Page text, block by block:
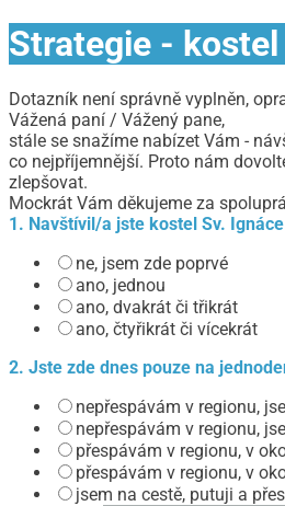
Strategie -
Dotazník není správně vyplněn,
Vážená paní / Vážený pane,
stále se snažíme nabízet Vám -
co nejpříjemnější. Proto nám
zlepšovat.
Mockrát Vám děkujeme za
1. Navštívil/a jste kostel Sv.
ne, jsem zde poprvé
ano, jednou
ano, dvakrát či třikrát
ano, čtyřikrát či vícekrát
2. Jste zde dnes pouze na
nepřespávám v regionu,
nepřespávám v regionu,
přespávám v regionu, v
přespávám v regionu, v
jsem na cestě, putuji a